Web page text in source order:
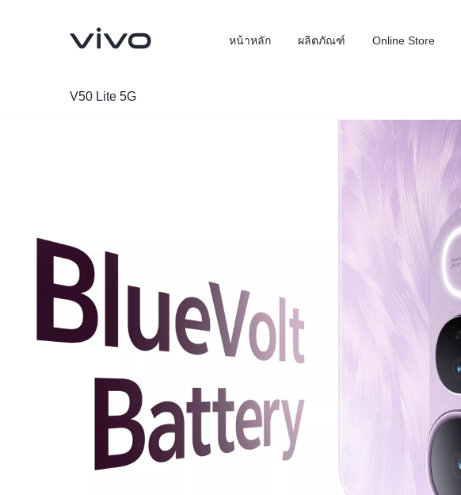
หน้าหลัก ผลิตภัณฑ์ Online Store
V50 Lite 5G